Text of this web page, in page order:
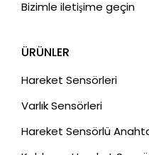
Bizimle iletişime geçin
ÜRÜNLER
Hareket Sensörleri
Varlık Sensörleri
Hareket Sensörlü